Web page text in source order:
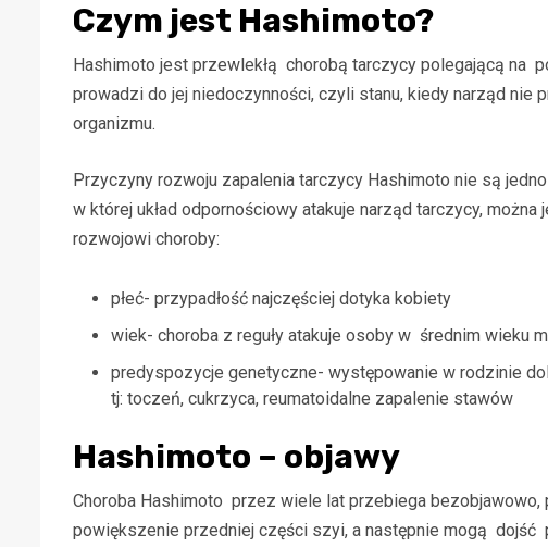
Czym jest Hashimoto?
Hashimoto jest przewlekłą chorobą tarczycy polegającą na
prowadzi do jej niedoczynności, czyli stanu, kiedy narząd nie
organizmu.
Przyczyny rozwoju zapalenia tarczycy Hashimoto nie są
w której układ odpornościowy atakuje narząd tarczycy,
rozwojowi choroby:
płeć- przypadłość najczęściej dotyka kobiety
wiek- choroba z reguły atakuje osoby w średnim wieku
predyspozycje genetyczne- występowanie w rodzinie
tj: toczeń, cukrzyca, reumatoidalne zapalenie stawów
Hashimoto – objawy
Choroba Hashimoto przez wiele lat przebiega
powiększenie przedniej części szyi, a następnie mogą dojść